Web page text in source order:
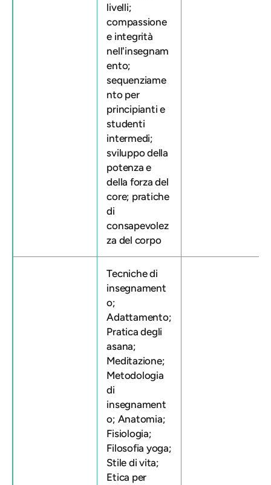
livelli;
compassione
e integrità
nell'insegnam
ento;
sequenziame
nto per
principianti e
studenti
intermedi;
sviluppo della
potenza e
della forza del
core; pratiche
di
consapevolez
za del corpo
Tecniche di
insegnament
o;
Adattamento;
Pratica degli
asana;
Meditazione;
Metodologia
di
insegnament
o; Anatomia;
Fisiologia;
Filosofia yoga;
Stile di vita;
Etica per